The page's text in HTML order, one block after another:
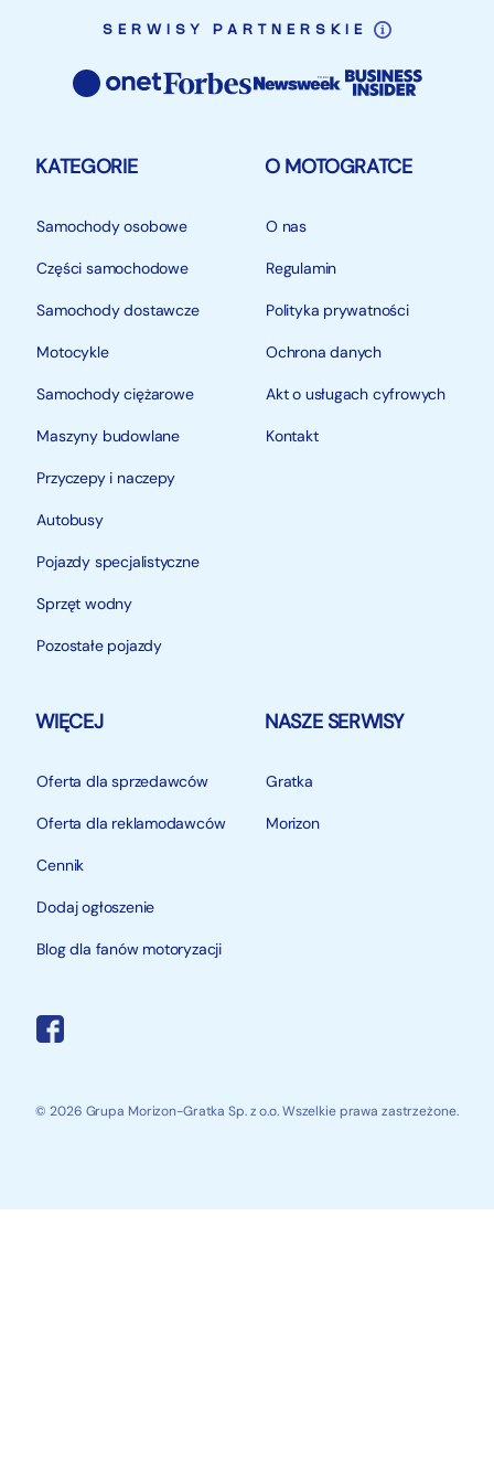
Pon - Pt. 8:00 - 16:00
Sob. 9:00 - 14:00
motorat.olx.pl
lub kliknij "ogłoszenia użytkownika"
nieaktualność ogłoszenia. Niniejsze ogłoszenie jest
wyłącznie informacją handlową i nie stanowi oferty w
SERWISY PARTNERSKIE
KATEGORIE
Samochody osobowe
Części samochodowe
Samochody dostawcze
Motocykle
Samochody ciężarowe
Maszyny budowlane
Przyczepy i naczepy
Autobusy
Pojazdy specjalistyczne
Sprzęt wodny
Pozostałe pojazdy
O MOTOGRATCE
O nas
Regulamin
Polityka prywatności
Ochrona danych
Akt o usługach cyfrowych
Kontakt
WIĘCEJ
Oferta dla sprzedawców
Oferta dla reklamodawców
Cennik
Dodaj ogłoszenie
Blog dla fanów motoryzacji
NASZE SERWISY
Gratka
Morizon
© 2026 Grupa Morizon-Gratka Sp. z o.o. Wszelkie prawa zastrzeżone.